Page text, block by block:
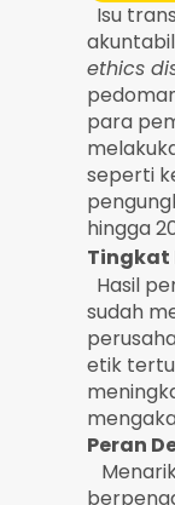
Isu
ethics
para
seperti
hingga
Tingkat
Hasil
sudah
etik
Peran